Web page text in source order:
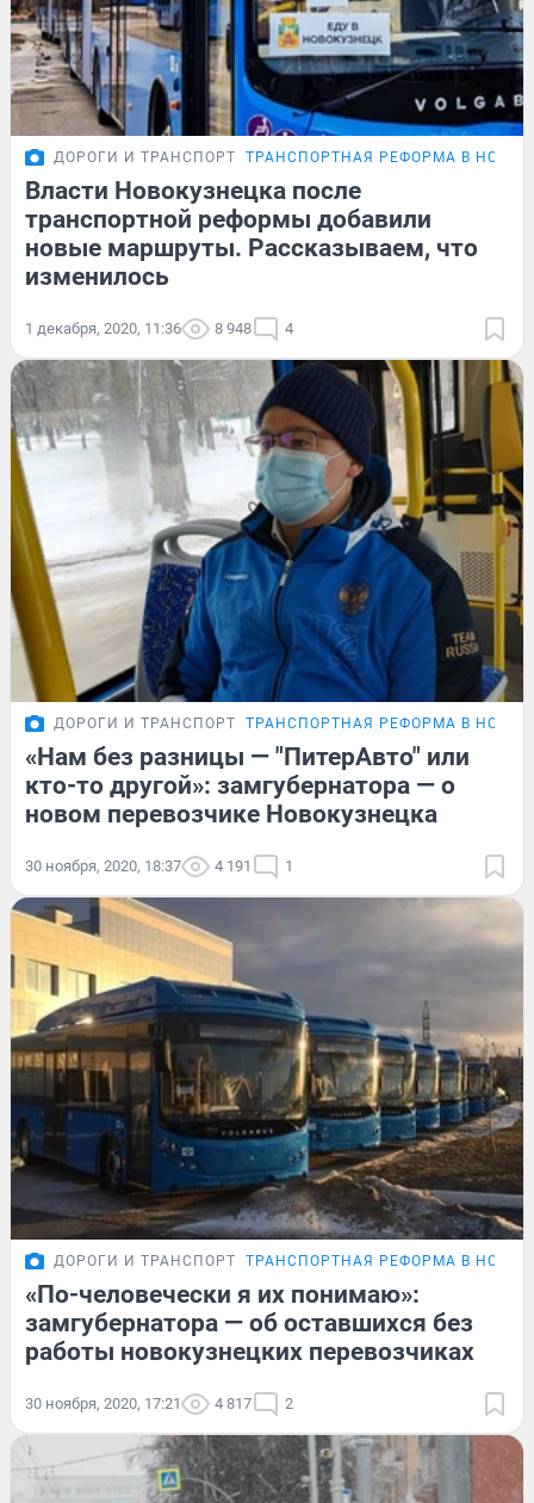
ДОРОГИ И ТРАНСПОРТ ТРАНСПОРТНАЯ РЕФОРМА В
Власти Новокузнецка после
транспортной реформы добавили
новые маршруты. Рассказываем, что
изменилось
1 декабря, 2020, 11:36 8 948 4
ДОРОГИ И ТРАНСПОРТ ТРАНСПОРТНАЯ РЕФОРМА В
«Нам без разницы — "ПитерАвто" или
кто-то другой»: замгубернатора — о
новом перевозчике Новокузнецка
30 ноября, 2020, 18:37 4 191 1
ДОРОГИ И ТРАНСПОРТ ТРАНСПОРТНАЯ РЕФОРМА В
«По-человечески я их понимаю»:
замгубернатора — об оставшихся без
работы новокузнецких перевозчиках
30 ноября, 2020, 17:21 4 817 2